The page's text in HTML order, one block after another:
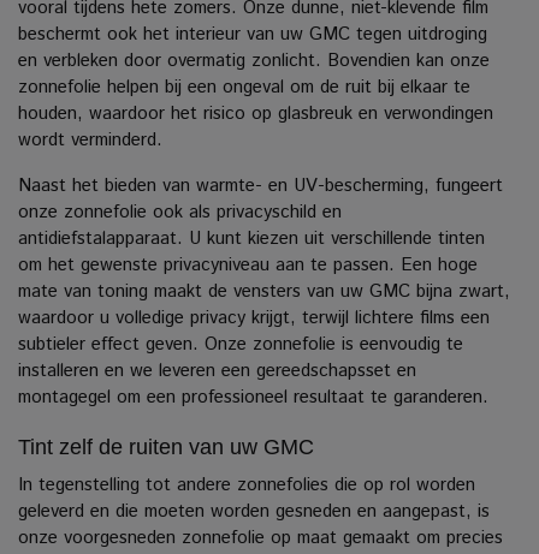
vooral tijdens hete zomers. Onze dunne, niet-klevende film
beschermt ook het interieur van uw GMC tegen uitdroging
en verbleken door overmatig zonlicht. Bovendien kan onze
zonnefolie helpen bij een ongeval om de ruit bij elkaar te
houden, waardoor het risico op glasbreuk en verwondingen
wordt verminderd.
Naast het bieden van warmte- en UV-bescherming, fungeert
onze zonnefolie ook als privacyschild en
antidiefstalapparaat. U kunt kiezen uit verschillende tinten
om het gewenste privacyniveau aan te passen. Een hoge
mate van toning maakt de vensters van uw GMC bijna zwart,
waardoor u volledige privacy krijgt, terwijl lichtere films een
subtieler effect geven. Onze zonnefolie is eenvoudig te
installeren en we leveren een gereedschapsset en
montagegel om een professioneel resultaat te garanderen.
Tint zelf de ruiten van uw GMC
In tegenstelling tot andere zonnefolies die op rol worden
geleverd en die moeten worden gesneden en aangepast, is
onze voorgesneden zonnefolie op maat gemaakt om precies